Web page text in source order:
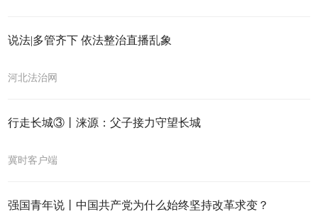
说法|多管齐下 依法整治直播乱象
河北法治网
行走长城③丨涞源：父子接力守望长城
冀时客户端
强国青年说丨中国共产党为什么始终坚持改革求变？